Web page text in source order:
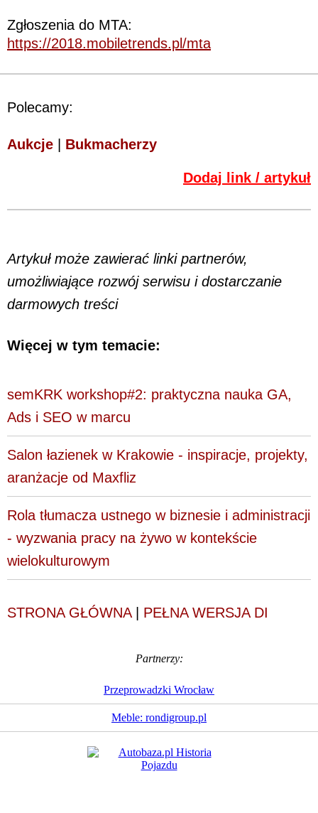
Zgłoszenia do MTA:
https://2018.mobiletrends.pl/mta
Polecamy:
Aukcje Bukmacherzy
Dodaj link / artykuł
Artykuł może zawierać linki partnerów,
umożliwiające rozwój serwisu i dostarczanie
darmowych treści
Więcej w tym temacie:
semKRK workshop#2: praktyczna nauka GA,
Ads i SEO w marcu
Salon łazienek w Krakowie - inspiracje, projekty,
aranżacje od Maxfliz
Rola tłumacza ustnego w biznesie i administracji
- wyzwania pracy na żywo w kontekście
wielokulturowym
STRONA GŁÓWNA| PEŁNA WERSJA DI
Partnerzy:
Przeprowadzki Wrocław
Meble: rondigroup.pl